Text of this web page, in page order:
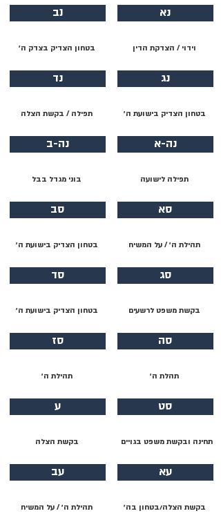
נא
וידוי / הצדקת הדין
נג
בטחון הצדיק בישועת ה׳
נה-א
תפילה לישועה
סא
תהילת ה׳ / על המשיח
סג
בקשת משפט לרשעים
סה
תהלת ה׳
סט
תחינה ובקשת משפט בגויים
עא
בקשת הצלה/בטחון בה׳
נב
בטחון הצדיק בצדק ה׳
נד
תפילה / בקשת הצלה
נה-ב
בוני מגדל בבל
סב
בטחון הצדיק בישועת ה׳
סד
בטחון הצדיק בישועת ה׳
סז
תהילת ה׳
ע
בקשת הצלה
עב
תהילת ה׳ / על המשיח